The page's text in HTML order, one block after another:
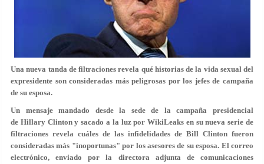
Una nueva tanda de filtraciones revela qué historias de la vida sexual del
expresidente son consideradas más peligrosas por los jefes de campaña
de su esposa.
Un mensaje mandado desde la sede de la campaña presidencial
de Hillary Clinton y sacado a la luz por WikiLeaks en su nueva serie de
filtraciones revela cuáles de las infidelidades de Bill Clinton fueron
consideradas más "inoportunas" por los asesores de su esposa. El correo
electrónico, enviado por la directora adjunta de comunicaciones